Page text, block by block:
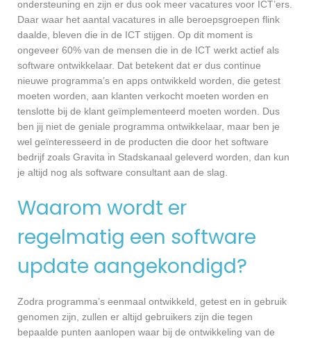
ondersteuning en zijn er dus ook meer vacatures voor ICT’ers.
Daar waar het aantal vacatures in alle beroepsgroepen flink
daalde, bleven die in de ICT stijgen. Op dit moment is
ongeveer 60% van de mensen die in de ICT werkt actief als
software ontwikkelaar. Dat betekent dat er dus continue
nieuwe programma’s en apps ontwikkeld worden, die getest
moeten worden, aan klanten verkocht moeten worden en
tenslotte bij de klant geïmplementeerd moeten worden. Dus
ben jij niet de geniale programma ontwikkelaar, maar ben je
wel geïnteresseerd in de producten die door het software
bedrijf zoals Gravita in Stadskanaal geleverd worden, dan kun
je altijd nog als software consultant aan de slag.
Waarom wordt er
regelmatig een software
update aangekondigd?
Zodra programma’s eenmaal ontwikkeld, getest en in gebruik
genomen zijn, zullen er altijd gebruikers zijn die tegen
bepaalde punten aanlopen waar bij de ontwikkeling van de